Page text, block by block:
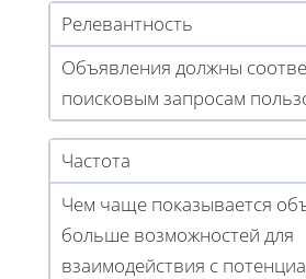
Релевантность
Объявления должны
поисковым запросам
Частота
Чем чаще показывается
больше возможностей для
взаимодействия с